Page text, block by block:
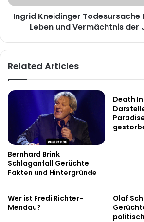
und
Vermächtnis
Ingrid Kneidinger Todesursache
Leben und Vermächtnis der
Related Articles
Bernhard Brink
Schlaganfall Gerüchte
Fakten und Hintergründe
Death
Wer ist Fredi Richter-
Mendau?
Olaf